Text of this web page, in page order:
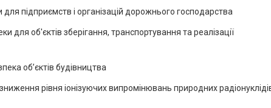
підприємств і організацій дорожнього господарства
об'єктів зберігання, транспортування та реалізації
об’єктів будівництва
рівня іонізуючих випромінювань природних